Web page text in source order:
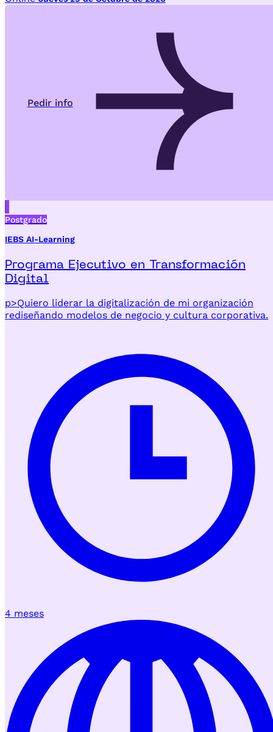
Pedir info
Postgrado
IEBS AI-Learning
Programa Ejecutivo en Transformación
Digital
p>Quiero liderar la digitalización de mi organización
rediseñando modelos de negocio y cultura corporativa.
4 meses